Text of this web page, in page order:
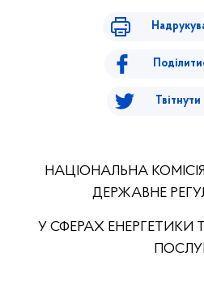
Твітнути
НАЦІОНАЛЬНА
ДЕРЖАВНЕ
У СФЕРАХ